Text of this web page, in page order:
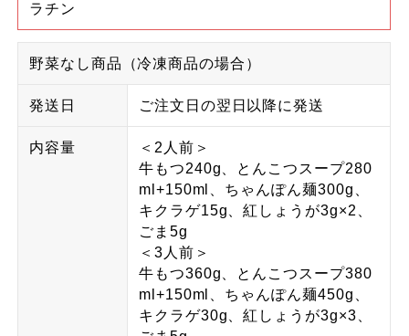
ラチン
野菜なし商品（冷凍商品の場合）
発送日 ご注文日の翌日以降に発送
内容量
＜2人前＞
牛もつ240g、とんこつスープ280
ml+150ml、ちゃんぽん麺300g、
キクラゲ15g、紅しょうが3g×2、
ごま5g
＜3人前＞
牛もつ360g、とんこつスープ380
ml+150ml、ちゃんぽん麺450g、
キクラゲ30g、紅しょうが3g×3、